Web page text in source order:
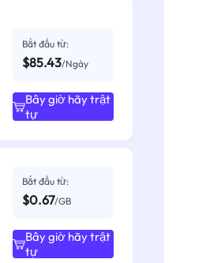
Bắt đầu từ:
$85.43/Ngày
Bây giờ hãy trật
tự
Bắt đầu từ:
$0.67/GB
Bây giờ hãy trật
tự